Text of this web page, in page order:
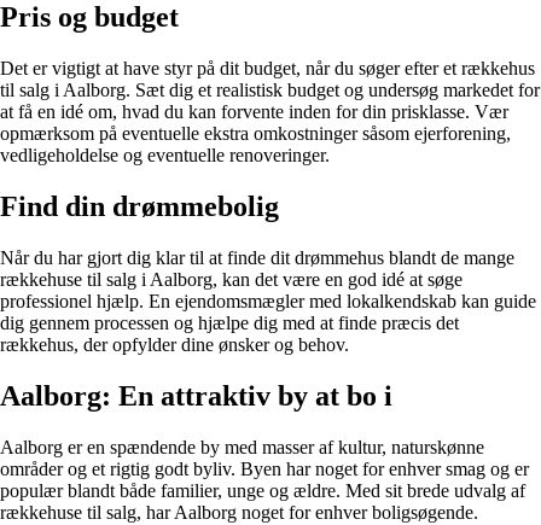
Pris og budget
Det er vigtigt at have styr på dit budget, når du søger efter et rækkehus
til salg i Aalborg. Sæt dig et realistisk budget og undersøg markedet for
at få en idé om, hvad du kan forvente inden for din prisklasse. Vær
opmærksom på eventuelle ekstra omkostninger såsom ejerforening,
vedligeholdelse og eventuelle renoveringer.
Find din drømmebolig
Når du har gjort dig klar til at finde dit drømmehus blandt de mange
rækkehuse til salg i Aalborg, kan det være en god idé at søge
professionel hjælp. En ejendomsmægler med lokalkendskab kan guide
dig gennem processen og hjælpe dig med at finde præcis det
rækkehus, der opfylder dine ønsker og behov.
Aalborg: En attraktiv by at bo i
Aalborg er en spændende by med masser af kultur, naturskønne
områder og et rigtig godt byliv. Byen har noget for enhver smag og er
populær blandt både familier, unge og ældre. Med sit brede udvalg af
rækkehuse til salg, har Aalborg noget for enhver boligsøgende.